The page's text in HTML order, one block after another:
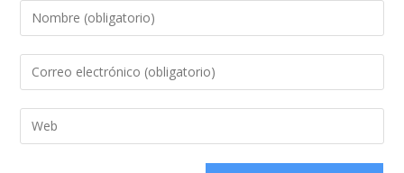
Introduce
tu
nombre
de
usuario
Introduce
tu
dirección
de
Introduce
la